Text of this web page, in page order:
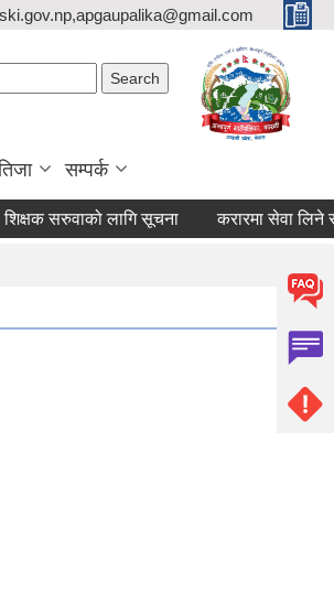
सम्पर्क
सरुवाको लागि सूचना करारमा सेवा लिने